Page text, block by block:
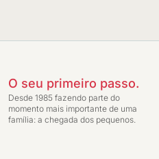
O seu primeiro passo.
Desde 1985 fazendo parte do
momento mais importante de uma
família: a chegada dos pequenos.